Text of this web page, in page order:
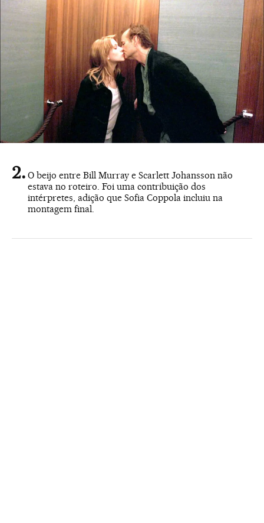
O beijo entre Bill Murray e Scarlett Johansson não
estava no roteiro. Foi uma contribuição dos
intérpretes, adição que Sofia Coppola incluiu na
montagem final.